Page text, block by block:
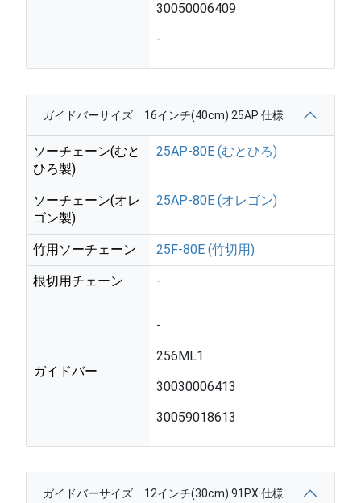
30050006409
-
ガイドバーサイズ 16インチ(40cm) 25AP 仕様
ソーチェーン(むと
ひろ製)
25AP-80E (むとひろ)
ソーチェーン(オレ
ゴン製)
25AP-80E (オレゴン)
竹用ソーチェーン 25F-80E (竹切用)
根切用チェーン -
ガイドバー
-
256ML1
30030006413
30059018613
ガイドバーサイズ 12インチ(30cm) 91PX 仕様